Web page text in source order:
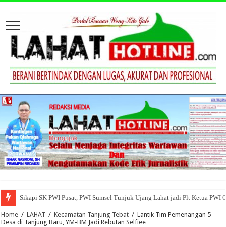
Sikapi SK PWI Pusat, PWI Sumsel Tunjuk Ujang Lahat jadi Plt Ketua PWI
Home / LAHAT / Kecamatan Tanjung Tebat / Lantik Tim Pemenangan 5
Desa di Tanjung Baru, YM-BM Jadi Rebutan Selfiee